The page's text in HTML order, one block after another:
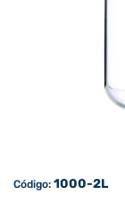
Código: 1000-2L